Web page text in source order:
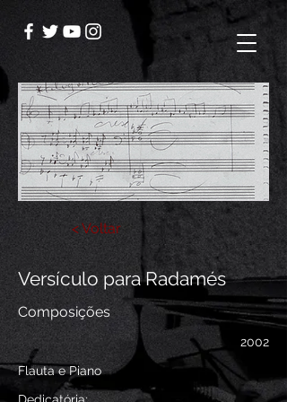
< Voltar
Versículo para Radamés
Composições
2002
Flauta e Piano